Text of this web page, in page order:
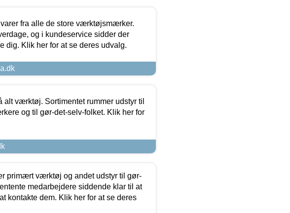
fra alle de store værktøjsmærker.
og i kundeservice sidder der
dig. Klik her for at se deres udvalg.
alt værktøj. Sortimentet rummer udstyr til
og til gør-det-selv-folket. Klik her for
primært værktøj og andet udstyr til gør-
medarbejdere siddende klar til at
kontakte dem. Klik her for at se deres